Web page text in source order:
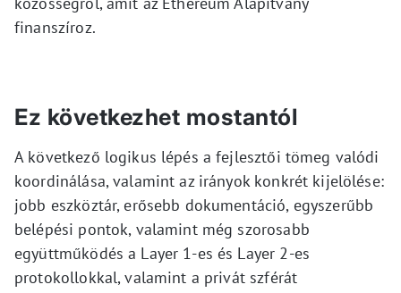
finanszíroz.
Ez következhet mostantól
A következő logikus lépés a fejlesztői tömeg valódi
koordinálása, valamint az irányok konkrét kijelölése:
jobb eszköztár, erősebb dokumentáció, egyszerűbb
belépési pontok, valamint még szorosabb
együttműködés a Layer 1-es és Layer 2-es
protokollokkal, valamint a privát szférát